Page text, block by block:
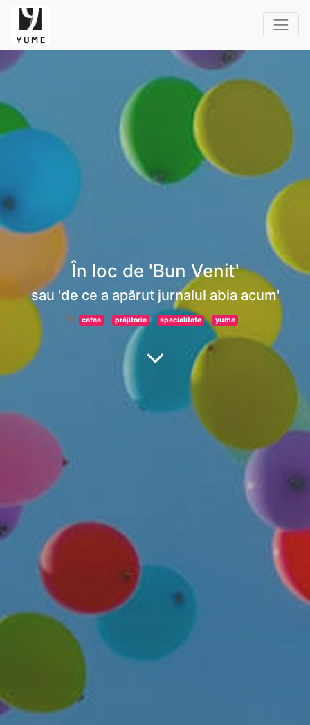
În loc de 'Bun Venit'
sau 'de ce a apărut jurnalul abia acum'
cafea prăjitorie specialitate yume